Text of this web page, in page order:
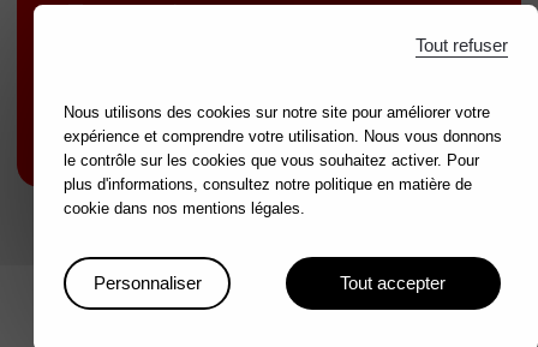
Mentions légales
Nous utilisons des cookies sur notre site pour améliorer votre
expérience et comprendre votre utilisation. Nous vous donnons
le contrôle sur les cookies que vous souhaitez activer. Pour
plus d'informations, consultez notre politique en matière de
cookie dans nos mentions légales.
Tout accepter
Tout refuser
Personnaliser